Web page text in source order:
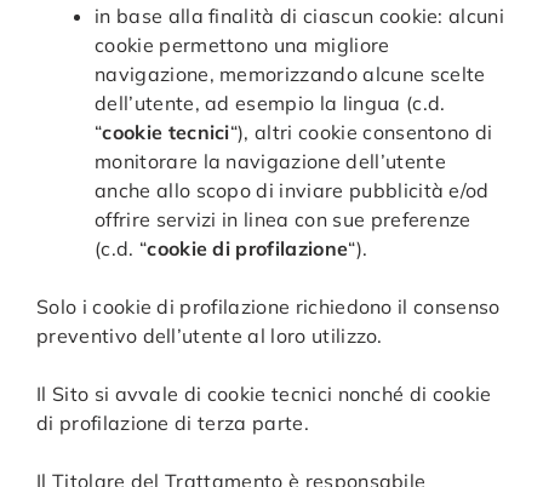
in base alla finalità di ciascun cookie: alcuni
cookie permettono una migliore
navigazione, memorizzando alcune scelte
dell’utente, ad esempio la lingua (c.d.
“cookie tecnici“), altri cookie consentono di
monitorare la navigazione dell’utente
anche allo scopo di inviare pubblicità e/od
offrire servizi in linea con sue preferenze
(c.d. “cookie di profilazione“).
Solo i cookie di profilazione richiedono il consenso
preventivo dell’utente al loro utilizzo.
Il Sito si avvale di cookie tecnici nonché di cookie
di profilazione di terza parte.
Il Titolare del Trattamento è responsabile